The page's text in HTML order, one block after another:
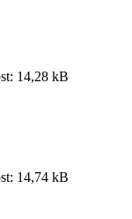
14,28 kB
14,74 kB